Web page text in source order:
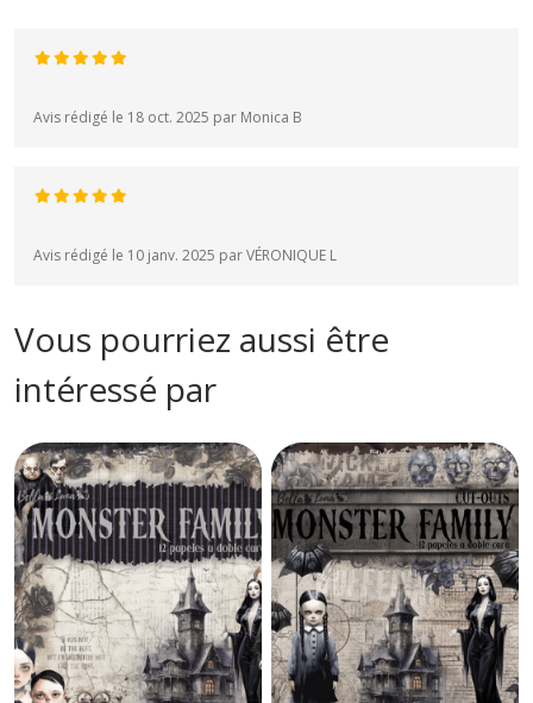
Avis rédigé le 18 oct. 2025 par Monica B
Avis rédigé le 10 janv. 2025 par VÉRONIQUE L
Vous pourriez aussi être
intéressé par